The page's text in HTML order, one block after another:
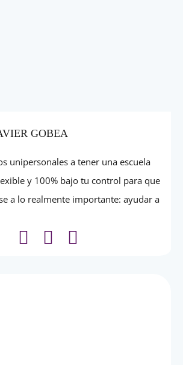
GOBEA
unipersonales a tener una escuela
y 100% bajo tu control para que
a lo realmente importante: ayudar a